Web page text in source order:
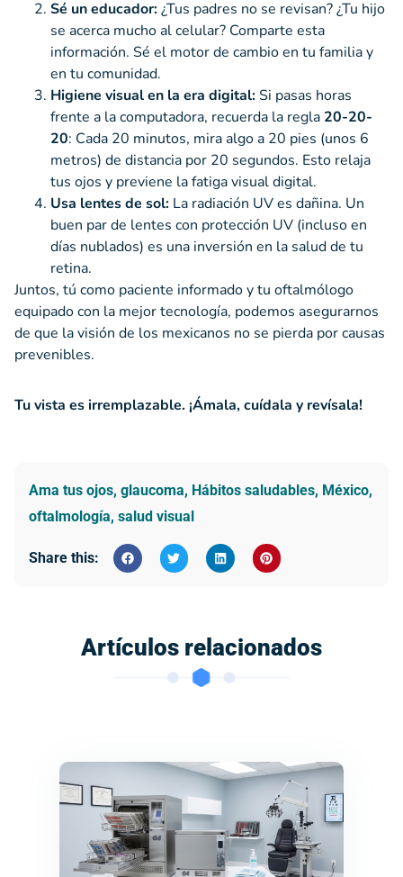
Sé un educador:¿Tus padres no se revisan? ¿Tu hijo
se acerca mucho al celular? Comparte esta
información. Sé el motor de cambio en tu familia y
en tu comunidad.
Higiene visual en la era digital:Si pasas horas
frente a la computadora, recuerda la regla 20-20-
20: Cada 20 minutos, mira algo a 20 pies (unos 6
metros) de distancia por 20 segundos. Esto relaja
tus ojos y previene la fatiga visual digital.
Usa lentes de sol: La radiación UV es dañina. Un
buen par de lentes con protección UV (incluso en
días nublados) es una inversión en la salud de tu
retina.
Juntos, tú como paciente informado y tu oftalmólogo
equipado con la mejor tecnología, podemos asegurarnos
de que la visión de los mexicanos no se pierda por causas
prevenibles.
Tu vista es irremplazable. ¡Ámala, cuídala y revísala!
Ama tus ojos, glaucoma, Hábitos saludables, México,
oftalmología, salud visual
Share this:
Artículos relacionados